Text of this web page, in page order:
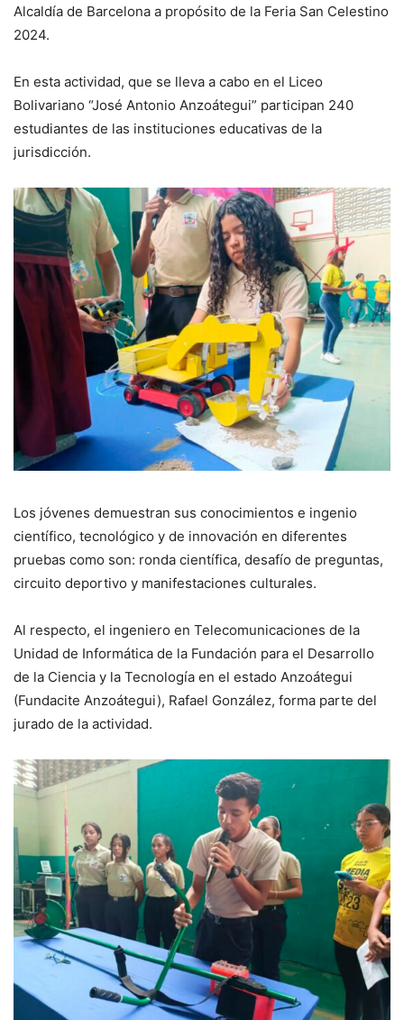
Alcaldía de Barcelona a propósito de la Feria San Celestino
2024.
En esta actividad, que se lleva a cabo en el Liceo
Bolivariano “José Antonio Anzoátegui” participan 240
estudiantes de las instituciones educativas de la
jurisdicción.
Los jóvenes demuestran sus conocimientos e ingenio
científico, tecnológico y de innovación en diferentes
pruebas como son: ronda científica, desafío de preguntas,
circuito deportivo y manifestaciones culturales.
Al respecto, el ingeniero en Telecomunicaciones de la
Unidad de Informática de la Fundación para el Desarrollo
de la Ciencia y la Tecnología en el estado Anzoátegui
(Fundacite Anzoátegui), Rafael González, forma parte del
jurado de la actividad.